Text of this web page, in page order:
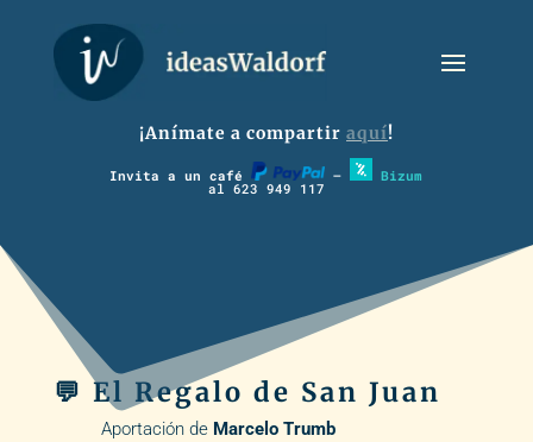
¡Anímate a compartir aquí!
Invita a un café – Bizum
al 623 949 117
💬 El Regalo de San Juan
Aportación de Marcelo Trumb